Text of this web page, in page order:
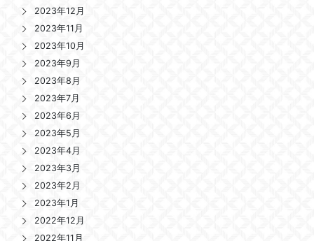
2023年12月
2023年11月
2023年10月
2023年9月
2023年8月
2023年7月
2023年6月
2023年5月
2023年4月
2023年3月
2023年2月
2023年1月
2022年12月
2022年11月